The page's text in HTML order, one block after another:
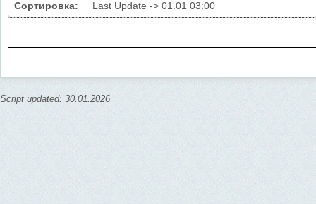
Сортировка: Last Update -> 01.01 03:00
Script updated: 30.01.2026